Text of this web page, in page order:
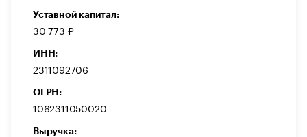
Уставной капитал:
30 773 ₽
ИНН:
2311092706
ОГРН:
1062311050020
Выручка: